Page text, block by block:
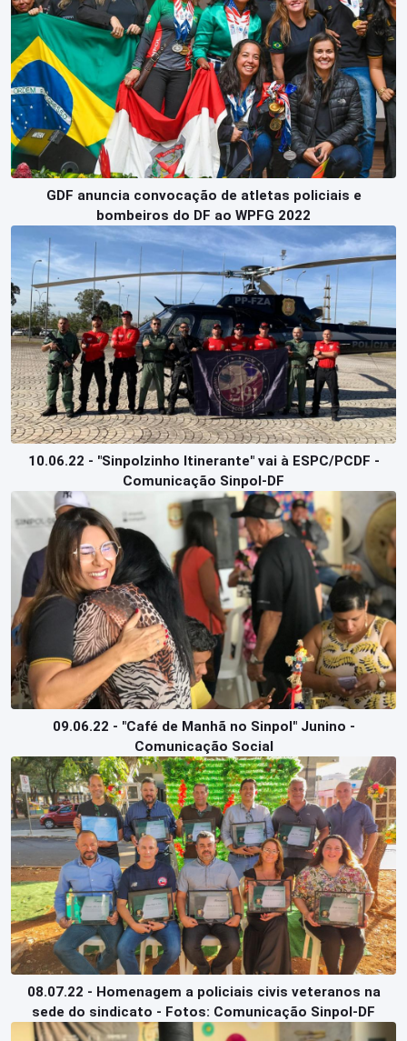
GDF anuncia convocação de atletas policiais e
bombeiros do DF ao WPFG 2022
10.06.22 - "Sinpolzinho Itinerante" vai à ESPC/PCDF -
Comunicação Sinpol-DF
09.06.22 - "Café de Manhã no Sinpol" Junino -
Comunicação Social
08.07.22 - Homenagem a policiais civis veteranos na
sede do sindicato - Fotos: Comunicação Sinpol-DF